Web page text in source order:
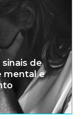
de
mental e